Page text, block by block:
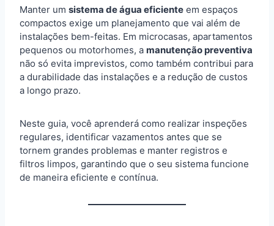
Manter um sistema de água eficiente em espaços
compactos exige um planejamento que vai além de
instalações bem-feitas. Em microcasas, apartamentos
pequenos ou motorhomes, a manutenção preventiva
não só evita imprevistos, como também contribui para
a durabilidade das instalações e a redução de custos
a longo prazo.
Neste guia, você aprenderá como realizar inspeções
regulares, identificar vazamentos antes que se
tornem grandes problemas e manter registros e
filtros limpos, garantindo que o seu sistema funcione
de maneira eficiente e contínua.